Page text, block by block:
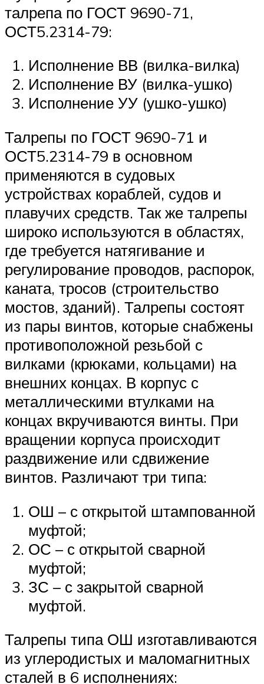
талрепа по ГОСТ 9690-71,
ОСТ5.2314-79:
Исполнение ВВ (вилка-вилка)
Исполнение ВУ (вилка-ушко)
Исполнение УУ (ушко-ушко)
Талрепы по ГОСТ 9690-71 и
ОСТ5.2314-79 в основном
применяются в судовых
устройствах кораблей, судов и
плавучих средств. Так же талрепы
широко используются в областях,
где требуется натягивание и
регулирование проводов, распорок,
каната, тросов (строительство
мостов, зданий). Талрепы состоят
из пары винтов, которые снабжены
противоположной резьбой с
вилками (крюками, кольцами) на
внешних концах. В корпус с
металлическими втулками на
концах вкручиваются винты. При
вращении корпуса происходит
раздвижение или сдвижение
винтов. Различают три типа:
ОШ – с открытой штампованной
муфтой;
ОС – с открытой сварной
муфтой;
ЗС – с закрытой сварной
муфтой.
Талрепы типа ОШ изготавливаются
из углеродистых и маломагнитных
сталей в 6 исполнениях: